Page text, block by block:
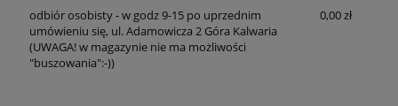
odbiór osobisty - w godz 9-15 po uprzednim
umówieniu się, ul. Adamowicza 2 Góra Kalwaria
(UWAGA! w magazynie nie ma możliwości
"buszowania":-))
0,00 zł